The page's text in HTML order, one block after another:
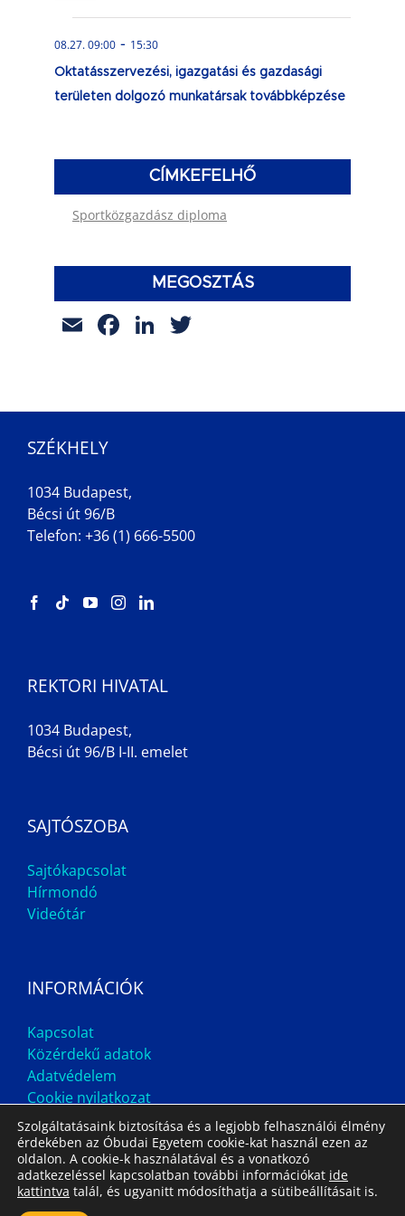
08.27. 09:00 - 15:30
Oktatásszervezési, igazgatási és gazdasági
területen dolgozó munkatársak továbbképzése
CÍMKEFELHŐ
Sportközgazdász diploma
MEGOSZTÁS
EmailFacebook
LinkedIn
SZÉKHELY
1034 Budapest,
Bécsi út 96/B
Telefon: +36 (1) 666-5500
REKTORI HIVATAL
1034 Budapest,
Bécsi út 96/B I-II. emelet
SAJTÓSZOBA
Sajtókapcsolat
Hírmondó
Videótár
INFORMÁCIÓK
Kapcsolat
Közérdekű adatok
Adatvédelem
Cookie nyilatkozat
Szolgáltatásaink biztosítása és a legjobb felhasználói élmény
érdekében az Óbudai Egyetem cookie-kat használ ezen az
oldalon. A cookie-k használatával és a vonatkozó
adatkezeléssel kapcsolatban további információkat ide
kattintva talál, és ugyanitt módosíthatja a sütibeállításait is.